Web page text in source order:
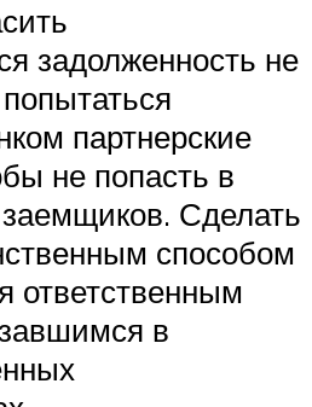
задолженность не
партнерские
не попасть в
Сделать
способом
ответственным
в